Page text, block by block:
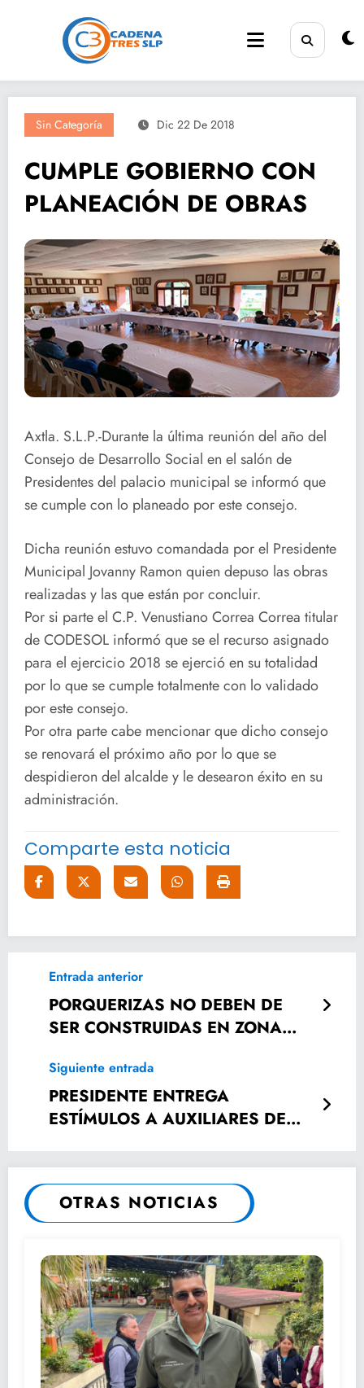
Sin Categoría Dic 22 De 2018
CUMPLE GOBIERNO CON
PLANEACIÓN DE OBRAS
Axtla. S.L.P.-Durante la última reunión del año del
Consejo de Desarrollo Social en el salón de
Presidentes del palacio municipal se informó que
se cumple con lo planeado por este consejo.
Dicha reunión estuvo comandada por el Presidente
Municipal Jovanny Ramon quien depuso las obras
realizadas y las que están por concluir.
Por si parte el C.P. Venustiano Correa Correa titular
de CODESOL informó que se el recurso asignado
para el ejercicio 2018 se ejerció en su totalidad
por lo que se cumple totalmente con lo validado
por este consejo.
Por otra parte cabe mencionar que dicho consejo
se renovará el próximo año por lo que se
despidieron del alcalde y le desearon éxito en su
administración.
Comparte esta noticia
Entrada anterior
PORQUERIZAS NO DEBEN DE
SER CONSTRUIDAS EN ZONA
Siguiente entrada
PRESIDENTE ENTREGA
ESTÍMULOS A AUXILIARES DE
OTRAS NOTICIAS